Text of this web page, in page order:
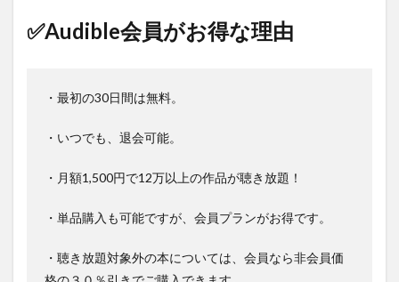
✅Audible会員がお得な理由
・最初の30日間は無料。
・いつでも、退会可能。
・月額1,500円で12万以上の作品が聴き放題！
・単品購入も可能ですが、会員プランがお得です。
・聴き放題対象外の本については、会員なら非会員価